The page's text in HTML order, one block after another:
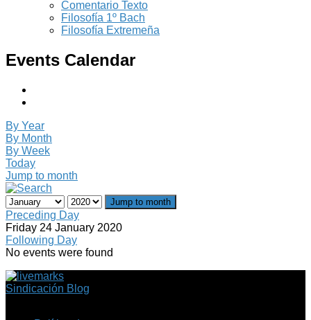
Comentario Texto
Filosofía 1º Bach
Filosofía Extremeña
Events Calendar
By Year
By Month
By Week
Today
Jump to month
Jump to month
Preceding Day
Friday 24 January 2020
Following Day
No events were found
Sindicación Blog